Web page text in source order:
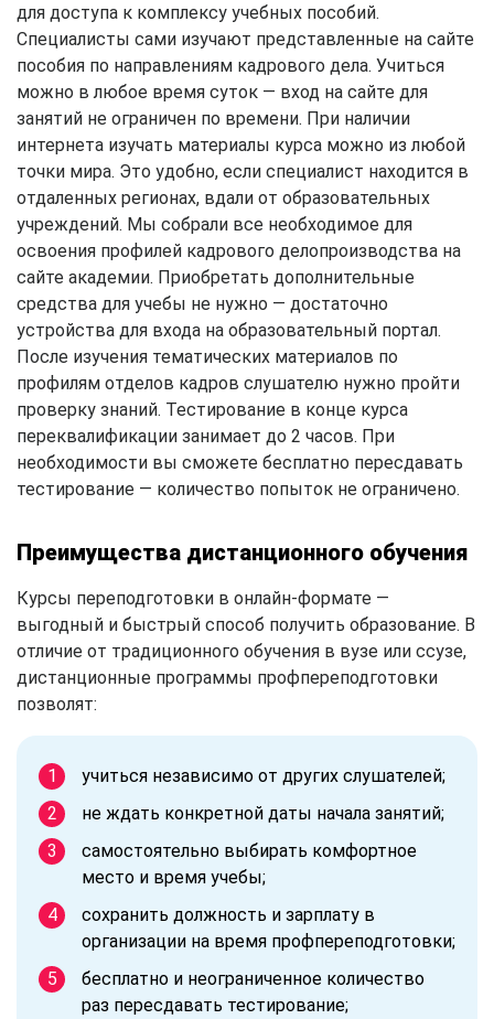
для доступа к комплексу учебных пособий.
Специалисты сами изучают представленные на сайте
пособия по направлениям кадрового дела. Учиться
можно в любое время суток — вход на сайте для
занятий не ограничен по времени. При наличии
интернета изучать материалы курса можно из любой
точки мира. Это удобно, если специалист находится в
отдаленных регионах, вдали от образовательных
учреждений. Мы собрали все необходимое для
освоения профилей кадрового делопроизводства на
сайте академии. Приобретать дополнительные
средства для учебы не нужно — достаточно
устройства для входа на образовательный портал.
После изучения тематических материалов по
профилям отделов кадров слушателю нужно пройти
проверку знаний. Тестирование в конце курса
переквалификации занимает до 2 часов. При
необходимости вы сможете бесплатно пересдавать
тестирование — количество попыток не ограничено.
Преимущества дистанционного обучения
Курсы переподготовки в онлайн-формате —
выгодный и быстрый способ получить образование. В
отличие от традиционного обучения в вузе или ссузе,
дистанционные программы профпереподготовки
позволят:
учиться независимо от других слушателей;
не ждать конкретной даты начала занятий;
самостоятельно выбирать комфортное
место и время учебы;
сохранить должность и зарплату в
организации на время профпереподготовки;
бесплатно и неограниченное количество
раз пересдавать тестирование;